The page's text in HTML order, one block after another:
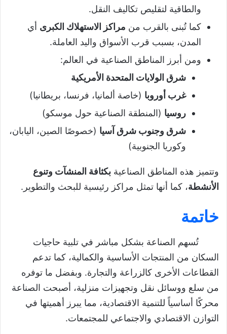
والطاقية لتقليص تكاليف النقل.
كما تُبنى بالقرب من مراكز الاستهلاك الكبرى أي
المدن، بسبب قرب الأسواق واليد العاملة.
ومن أبرز المناطق الصناعية في العالم:
شرق الولايات المتحدة الأمريكية
غرب أوروبا (خاصة ألمانيا، فرنسا، بريطانيا)
روسيا (المنطقة الصناعية حول موسكو)
شرق وجنوب شرق آسيا (خصوصًا الصين، اليابان،
وكوريا الجنوبية)
وتتميز هذه المناطق الصناعية بكثافة المنشآت وتنوع
الأنشطة، كما أنها تمثل مراكز رئيسية للبحث والتطوير.
خاتمة
تُسهم الصناعة بشكل مباشر في تلبية حاجيات
السكان من المنتجات الأساسية والكمالية، كما تدعم
القطاعات الأخرى كالزراعة والتجارة. وبفضل ما توفره
من سلع ووسائل نقل وتجهيزات منزلية، أصبحت الصناعة
محركًا أساسياً للتنمية الاقتصادية، مما يبرز أهميتها في
التوازن الاقتصادي والاجتماعي للمجتمعات.